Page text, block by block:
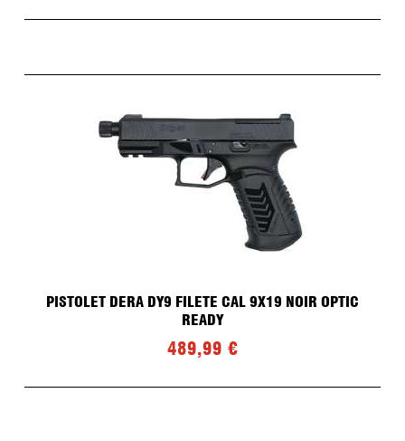
Recalibreur d'ogives LYMAN
Presse de recalibrage d'ogives
Recalibreur d'ogives LEE PRECISION
PISTOLET DERA DY9 FILETE CAL 9X19 NOIR OPTIC
READY
489,99 €